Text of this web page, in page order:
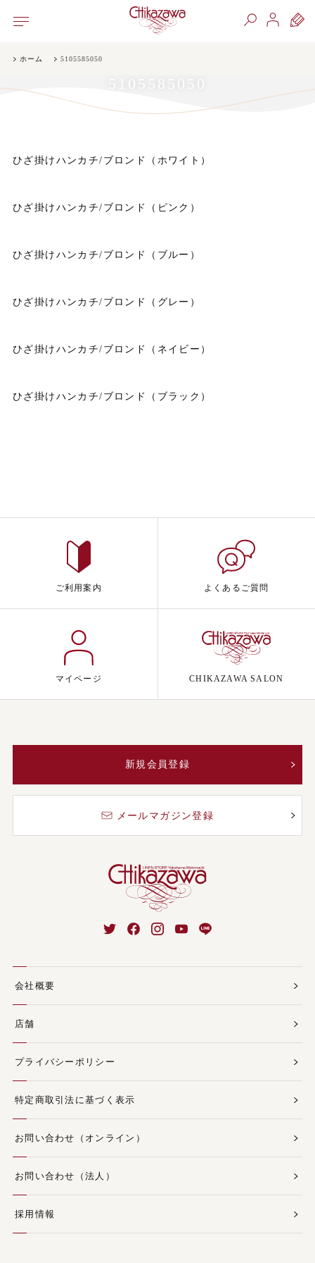
ホーム 5105585050
5105585050
ひざ掛けハンカチ/ブロンド（ホワイト）
ひざ掛けハンカチ/ブロンド（ピンク）
ひざ掛けハンカチ/ブロンド（ブルー）
ひざ掛けハンカチ/ブロンド（グレー）
ひざ掛けハンカチ/ブロンド（ネイビー）
ひざ掛けハンカチ/ブロンド（ブラック）
ご利用案内 よくあるご質問
マイページ CHIKAZAWA SALON
新規会員登録
メールマガジン登録
会社概要
店舗
プライバシーポリシー
特定商取引法に基づく表示
お問い合わせ（オンライン）
お問い合わせ（法人）
採用情報